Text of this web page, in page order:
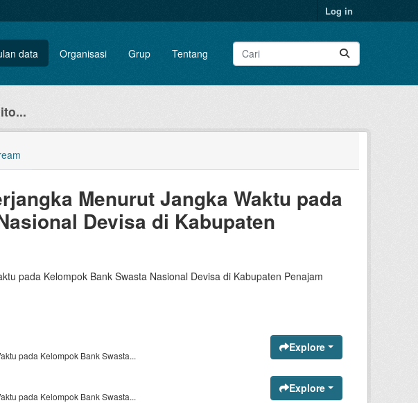
Log in
data Organisasi Grup Tentang
Menurut Jangka Waktu pada
Devisa di Kabupaten
pada Kelompok Bank Swasta Nasional Devisa di Kabupaten Penajam
pada Kelompok Bank Swasta...
Explore
pada Kelompok Bank Swasta...
Explore